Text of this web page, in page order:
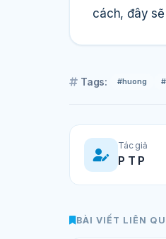
cách, đây
Tags: #huong
Tác giả
P T P
BÀI VIẾT LIÊN